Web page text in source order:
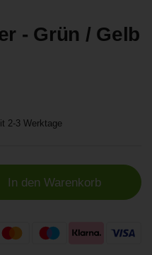
- Grün / Gelb
2-3 Werktage
In den Warenkorb